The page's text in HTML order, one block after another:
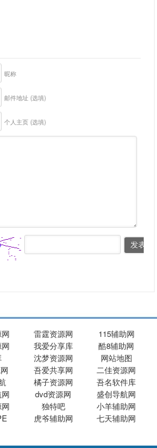
昵称
邮件地址 (选填)
个人主页 (选填)
雷霆资源网
115辅助网
我爱分享库
酷8辅助网
沈梦资源网
网站地图
吾爱共享网
二佳资源网
橘子资源网
吾名软件库
dvd资源网
盛创导航网
独特吧
小羊辅助网
虎爷辅助网
七天辅助网